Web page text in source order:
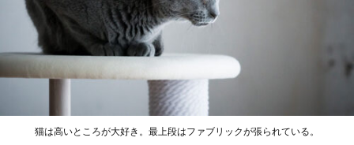
猫は高いところが大好き。最上段はファブリックが張られている。